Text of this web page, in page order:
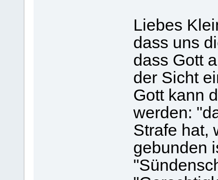
Liebes
dass uns
dass Gott
der Sicht
Gott kann
werden:
Strafe hat,
gebunden